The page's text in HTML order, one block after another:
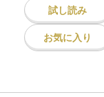
試し読み
お気に入り